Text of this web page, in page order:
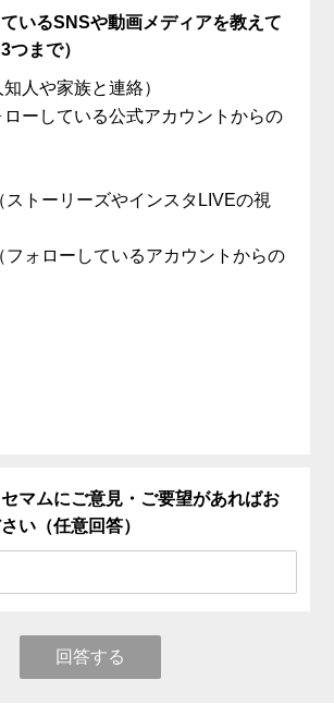
いるSNSや動画メディアを教えて
つまで）
人や家族と連絡）
ローしている公式アカウントからの
ストーリーズやインスタLIVEの視
フォローしているアカウントからの
マムにご意見・ご要望があればお
い（任意回答）
回答する